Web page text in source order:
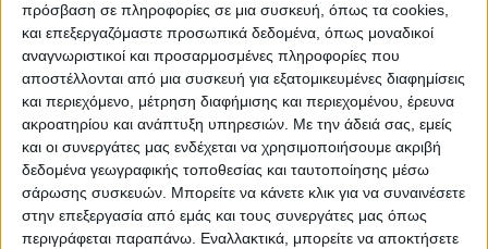
πρόσβαση σε πληροφορίες σε μια συσκευή, όπως τα cookies,
και επεξεργαζόμαστε προσωπικά δεδομένα, όπως μοναδικοί
αναγνωριστικοί και προσαρμοσμένες πληροφορίες που
αποστέλλονται από μια συσκευή για εξατομικευμένες διαφημίσεις
και περιεχόμενο, μέτρηση διαφήμισης και περιεχομένου, έρευνα
ακροατηρίου και ανάπτυξη υπηρεσιών. Με την άδειά σας, εμείς
και οι συνεργάτες μας ενδέχεται να χρησιμοποιήσουμε ακριβή
δεδομένα γεωγραφικής τοποθεσίας και ταυτοποίησης μέσω
σάρωσης συσκευών. Μπορείτε να κάνετε κλικ για να συναινέσετε
στην επεξεργασία από εμάς και τους συνεργάτες μας όπως
περιγράφεται παραπάνω. Εναλλακτικά, μπορείτε να αποκτήσετε
Τέμπη: Συγγενείς θυμάτων προσέφυγαν κατά
της διάταξης που βγάζει «λάδι» τον
Τριαντόπουλο για το μπάζωμα
17.04.2024 | 19:10
Συγγενείς θυμάτων της σιδηροδρομικής